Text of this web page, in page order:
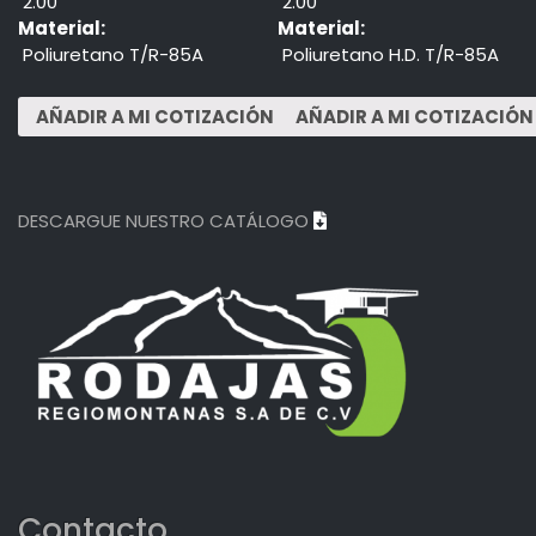
Material:
Poliuretano T/R-85A
Material:
Poliuretano H.D. T/R-85A
DESCARGUE NUESTRO CATÁLOGO